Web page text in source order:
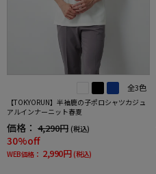
全3色
【TOKYORUN】半袖鹿の子ポロシャツカジュ
アルインナーニット春夏
価格： 4,290円 (税込)
30%off
WEB価格： 2,990円 (税込)